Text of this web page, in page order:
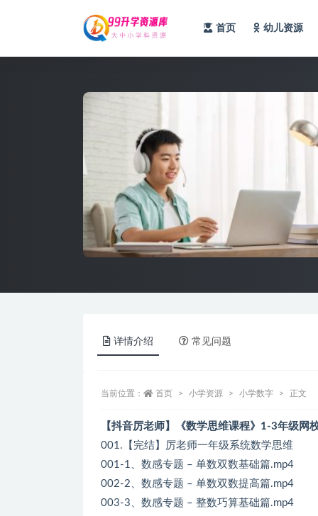
首页 幼儿资源
详情介绍 常见问题
当前位置： 首页 小学资源 小学数字 正文
【抖音厉老师】《数学思维课程》1-3年级网
001.【完结】厉老师一年级系统数学思维
001-1、数感专题 – 单数双数基础篇.mp4
002-2、数感专题 – 单数双数提高篇.mp4
003-3、数感专题 – 整数巧算基础篇.mp4